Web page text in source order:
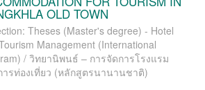
OLD TOWN
Theses (Master's degree) - Hotel
Management (International
/ วิทยานิพนธ์ – การจัดการโรงแรม
ารท่องเที่ยว (หลักสูตรนานานชาติ)